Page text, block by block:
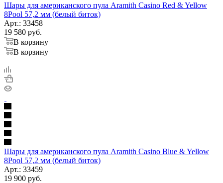
Шары для американского пула Aramith Casino Red & Yellow
8Pool 57,2 мм (белый биток)
Арт.: 33458
19 580 руб.
В корзину
В корзину
Шары для американского пула Aramith Casino Blue & Yellow
8Pool 57,2 мм (белый биток)
Арт.: 33459
19 900 руб.